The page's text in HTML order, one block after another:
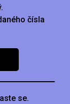
čísla
se.